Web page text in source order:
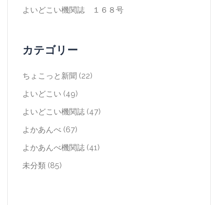
よいどこい機関誌 １６８号
カテゴリー
ちょこっと新聞 (22)
よいどこい (49)
よいどこい機関誌 (47)
よかあんべ (67)
よかあんべ機関誌 (41)
未分類 (85)